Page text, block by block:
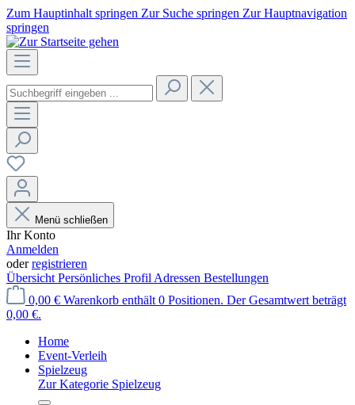
Zum Hauptinhalt springen Zur Suche springen Zur Hauptnavigation
springen
Menü schließen
Ihr Konto
Anmelden
oderregistrieren
Übersicht Persönliches Profil Adressen Bestellungen
0,00 € Warenkorb enthält 0 Positionen. Der Gesamtwert beträgt
0,00 €.
Home
Event-Verleih
Spielzeug
Zur Kategorie Spielzeug